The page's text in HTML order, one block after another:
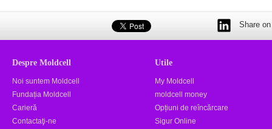
Share
Despre Moldcell
Noi suntem Moldcell
Fundația Moldcell
Carieră
Contactaţi-ne
Utile
My Moldcell
moldcell money
Opțiuni de reîncărcare
Sigur Online